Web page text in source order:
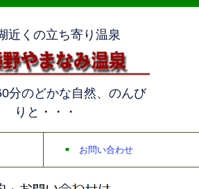
近くの立ち寄り温泉
分のどかな自然、のんび
りと・・・
お問い合わせ